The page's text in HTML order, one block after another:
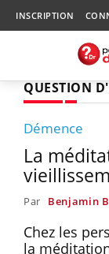
INSCRIPTION
QUESTION
Démence
La
Par Benjamin
Chez les
la